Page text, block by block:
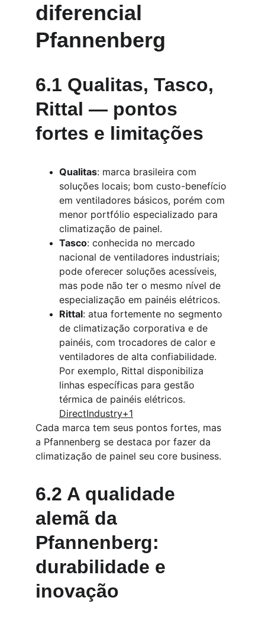
diferencial
Pfannenberg
6.1 Qualitas, Tasco,
Rittal — pontos
fortes e limitações
Qualitas: marca brasileira com
soluções locais; bom custo-benefício
em ventiladores básicos, porém com
menor portfólio especializado para
climatização de painel.
Tasco: conhecida no mercado
nacional de ventiladores industriais;
pode oferecer soluções acessíveis,
mas pode não ter o mesmo nível de
especialização em painéis elétricos.
Rittal: atua fortemente no segmento
de climatização corporativa e de
painéis, com trocadores de calor e
ventiladores de alta confiabilidade.
Por exemplo, Rittal disponibiliza
linhas específicas para gestão
térmica de painéis elétricos.
DirectIndustry+1
Cada marca tem seus pontos fortes, mas
a Pfannenberg se destaca por fazer da
climatização de painel seu core business.
6.2 A qualidade
alemã da
Pfannenberg:
durabilidade e
inovação